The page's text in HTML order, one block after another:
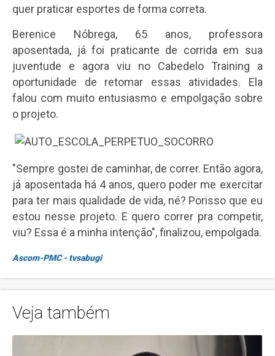
quer praticar esportes de forma correta.
Berenice Nóbrega, 65 anos, professora
aposentada, já foi praticante de corrida em sua
juventude e agora viu no Cabedelo Training a
oportunidade de retomar essas atividades. Ela
falou com muito entusiasmo e empolgação sobre
o projeto.
"Sempre gostei de caminhar, de correr. Então agora,
já aposentada há 4 anos, quero poder me exercitar
para ter mais qualidade de vida, né? Porisso que eu
estou nesse projeto. E quero correr pra competir,
viu? Essa é a minha intenção", finalizou, empolgada.
Ascom-PMC - tvsabugi
Veja também